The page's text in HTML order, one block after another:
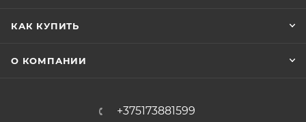
КАК КУПИТЬ
О КОМПАНИИ
+375173881599